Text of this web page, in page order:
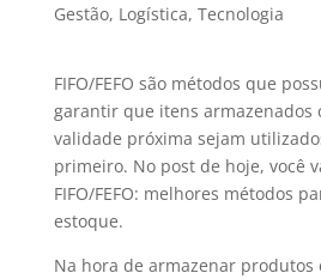
Gestão, Logística, Tecnologia
FIFO/FEFO são métodos que
garantir que itens armazenados
validade próxima sejam
primeiro. No post de hoje, você
FIFO/FEFO: melhores métodos
estoque.
Na hora de armazenar produtos